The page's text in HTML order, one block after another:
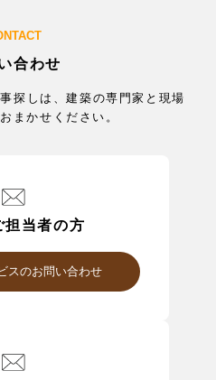
合わせ
探しは、建築の専門家と現場
まかせください。
担当者の方
スのお問い合わせ